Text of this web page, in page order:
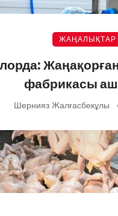
ЖАҢАЛЫҚТАР
фабрикасы
Шернияз Жалғасбекұлы